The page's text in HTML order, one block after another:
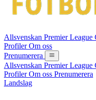
Allsvenskan Premier League
ProfilerOm oss
Prenumerera
Allsvenskan Premier League
ProfilerOm oss Prenumerera
Landslag